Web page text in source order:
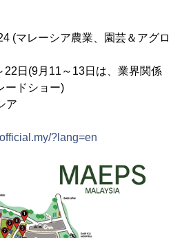
(マレーシア農業、園芸＆アグロ
22日(9月11～13日は、業界関係
ードショー)
ア
?lang=en